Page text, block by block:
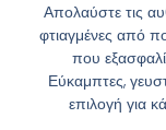
Απολαύστε τις
φτιαγμένες από
που
Εύκαμπτες,
επιλογή για